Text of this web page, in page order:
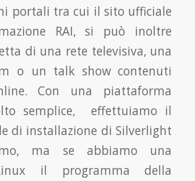
portali tra cui il sito ufficiale
RAI, si può inoltre
di una rete televisiva, una
o un talk show contenuti
Con una piattaforma
semplice, effettuiamo il
di installazione di Silverlight
ma se abbiamo una
il programma della